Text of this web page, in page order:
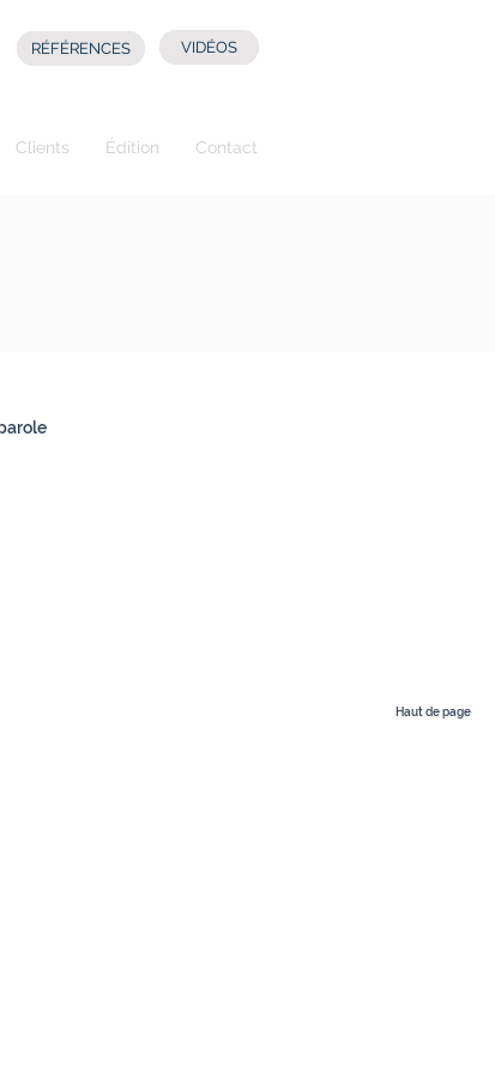
RÉFÉRENCES VIDÉOS
Clients Édition Contact
Haut de page